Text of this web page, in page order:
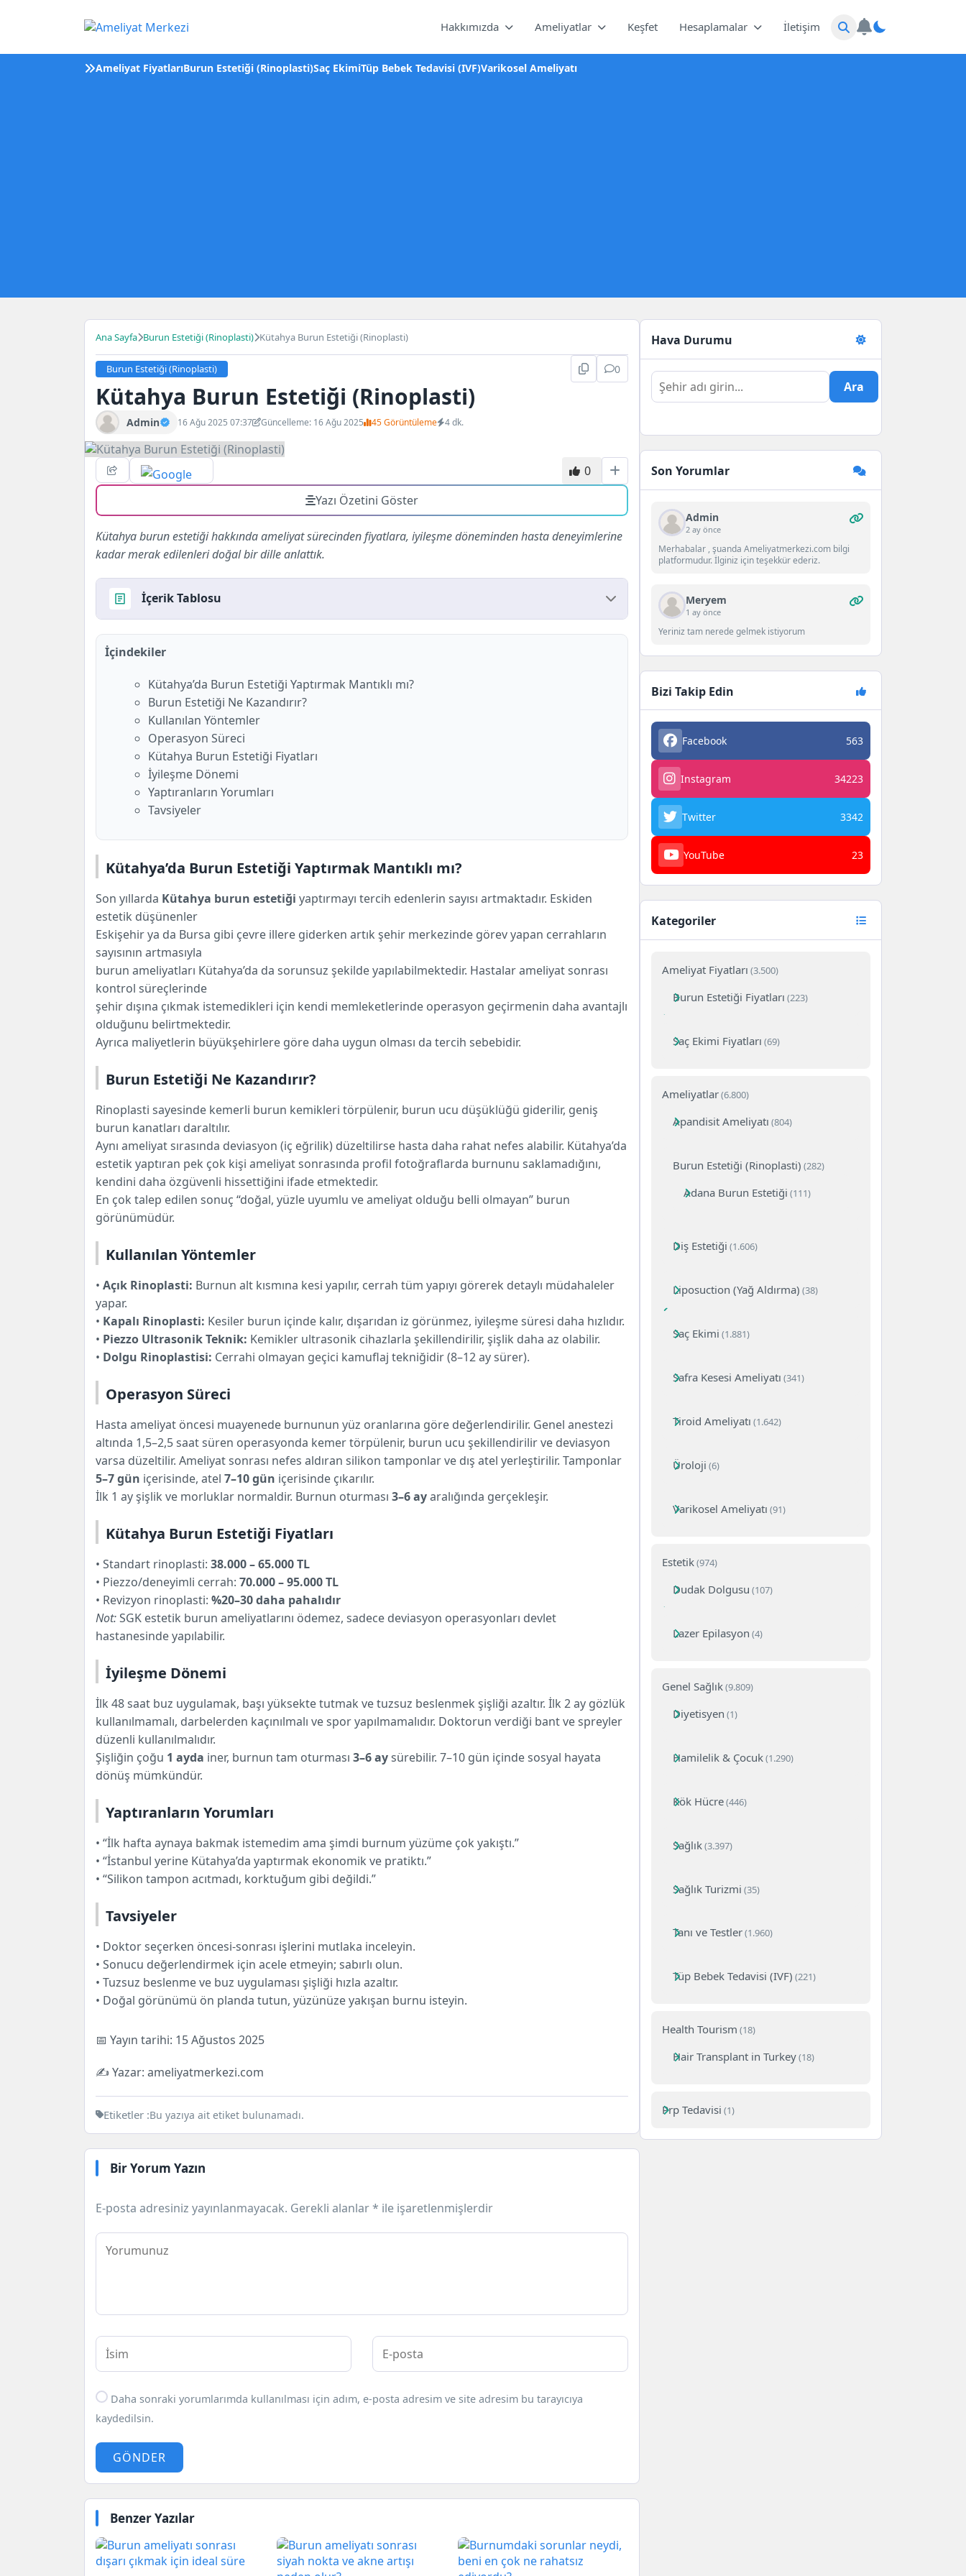
Hakkımızda Ameliyatlar Keşfet Hesaplamalar İletişim
Ameliyat FiyatlarıBurun Estetiği (Rinoplasti)Saç EkimiTüp Bebek Tedavisi (IVF)Varikosel Ameliyatı
Ana Sayfa Burun Estetiği (Rinoplasti) Kütahya Burun Estetiği (Rinoplasti)
Burun Estetiği (Rinoplasti) 0
Kütahya Burun Estetiği (Rinoplasti)
Admin 16 Ağu 2025 07:37 Güncelleme: 16 Ağu 2025 45 Görüntüleme 4 dk.
0
Yazı Özetini Göster
Kütahya burun estetiği hakkında ameliyat sürecinden fiyatlara, iyileşme döneminden hasta deneyimlerine
kadar merak edilenleri doğal bir dille anlattık.
İçerik Tablosu
Kütahya’da Burun Estetiği Yaptırmak Mantıklı mı?
Burun Estetiği Ne Kazandırır?
Operasyon Süreci
Kütahya Burun Estetiği Fiyatları
İyileşme Dönemi
Yaptıranların Yorumları
Tavsiyeler
İçindekiler
Kütahya’da Burun Estetiği Yaptırmak Mantıklı mı?
Burun Estetiği Ne Kazandırır?
Kullanılan Yöntemler
Operasyon Süreci
Kütahya Burun Estetiği Fiyatları
İyileşme Dönemi
Yaptıranların Yorumları
Tavsiyeler
Kütahya’da Burun Estetiği Yaptırmak Mantıklı mı?
Son yıllarda Kütahya burun estetiği yaptırmayı tercih edenlerin sayısı artmaktadır. Eskiden
estetik düşünenler
Eskişehir ya da Bursa gibi çevre illere giderken artık şehir merkezinde görev yapan cerrahların
sayısının artmasıyla
burun ameliyatları Kütahya’da da sorunsuz şekilde yapılabilmektedir. Hastalar ameliyat sonrası
kontrol süreçlerinde
şehir dışına çıkmak istemedikleri için kendi memleketlerinde operasyon geçirmenin daha avantajlı
olduğunu belirtmektedir.
Ayrıca maliyetlerin büyükşehirlere göre daha uygun olması da tercih sebebidir.
Burun Estetiği Ne Kazandırır?
Rinoplasti sayesinde kemerli burun kemikleri törpülenir, burun ucu düşüklüğü giderilir, geniş
burun kanatları daraltılır.
Aynı ameliyat sırasında deviasyon (iç eğrilik) düzeltilirse hasta daha rahat nefes alabilir. Kütahya’da
estetik yaptıran pek çok kişi ameliyat sonrasında profil fotoğraflarda burnunu saklamadığını,
kendini daha özgüvenli hissettiğini ifade etmektedir.
En çok talep edilen sonuç “doğal, yüzle uyumlu ve ameliyat olduğu belli olmayan” burun
görünümüdür.
Kullanılan Yöntemler
• Açık Rinoplasti: Burnun alt kısmına kesi yapılır, cerrah tüm yapıyı görerek detaylı müdahaleler
yapar.
• Kapalı Rinoplasti: Kesiler burun içinde kalır, dışarıdan iz görünmez, iyileşme süresi daha hızlıdır.
• Piezzo Ultrasonik Teknik: Kemikler ultrasonik cihazlarla şekillendirilir, şişlik daha az olabilir.
• Dolgu Rinoplastisi: Cerrahi olmayan geçici kamuflaj tekniğidir (8–12 ay sürer).
Operasyon Süreci
Hasta ameliyat öncesi muayenede burnunun yüz oranlarına göre değerlendirilir. Genel anestezi
altında 1,5–2,5 saat süren operasyonda kemer törpülenir, burun ucu şekillendirilir ve deviasyon
varsa düzeltilir. Ameliyat sonrası nefes aldıran silikon tamponlar ve dış atel yerleştirilir. Tamponlar
5–7 gün içerisinde, atel 7–10 gün içerisinde çıkarılır.
İlk 1 ay şişlik ve morluklar normaldir. Burnun oturması 3–6 ayaralığında gerçekleşir.
Kütahya Burun Estetiği Fiyatları
• Standart rinoplasti: 38.000 – 65.000 TL
• Piezzo/deneyimli cerrah: 70.000 – 95.000 TL
• Revizyon rinoplasti: %20–30 daha pahalıdır
Not:SGK estetik burun ameliyatlarını ödemez, sadece deviasyon operasyonları devlet
hastanesinde yapılabilir.
İyileşme Dönemi
İlk 48 saat buz uygulamak, başı yüksekte tutmak ve tuzsuz beslenmek şişliği azaltır. İlk 2 ay gözlük
kullanılmamalı, darbelerden kaçınılmalı ve spor yapılmamalıdır. Doktorun verdiği bant ve spreyler
düzenli kullanılmalıdır.
Şişliğin çoğu 1 ayda iner, burnun tam oturması 3–6 aysürebilir. 7–10 gün içinde sosyal hayata
dönüş mümkündür.
Yaptıranların Yorumları
• “İlk hafta aynaya bakmak istemedim ama şimdi burnum yüzüme çok yakıştı.”
• “İstanbul yerine Kütahya’da yaptırmak ekonomik ve pratiktı.”
• “Silikon tampon acıtmadı, korktuğum gibi değildi.”
Tavsiyeler
• Doktor seçerken öncesi-sonrası işlerini mutlaka inceleyin.
• Sonucu değerlendirmek için acele etmeyin; sabırlı olun.
• Tuzsuz beslenme ve buz uygulaması şişliği hızla azaltır.
• Doğal görünümü ön planda tutun, yüzünüze yakışan burnu isteyin.
📅 Yayın tarihi: 15 Ağustos 2025
✍️ Yazar: ameliyatmerkezi.com
Etiketler :Bu yazıya ait etiket bulunamadı.
Bir Yorum Yazın
E-posta adresiniz yayınlanmayacak. Gerekli alanlar* ile işaretlenmişlerdir
Daha sonraki yorumlarımda kullanılması için adım, e-posta adresim ve site adresim bu tarayıcıya
kaydedilsin.
GÖNDER
Benzer Yazılar
Hava Durumu
Ara
Son Yorumlar
Admin
2 ay önce
Merhabalar , şuanda Ameliyatmerkezi.com bilgi
platformudur. İlginiz için teşekkür ederiz.
Meryem
1 ay önce
Yeriniz tam nerede gelmek istiyorum
Bizi Takip Edin
Facebook 563
Instagram 34223
Twitter 3342
YouTube 23
Kategoriler
Ameliyat Fiyatları (3.500)
Burun Estetiği Fiyatları (223)
Saç Ekimi Fiyatları (69)
Ameliyatlar(6.800)
Apandisit Ameliyatı (804)
Burun Estetiği (Rinoplasti) (282)
Adana Burun Estetiği (111)
Diş Estetiği (1.606)
Liposuction (Yağ Aldırma) (38)
Saç Ekimi (1.881)
Safra Kesesi Ameliyatı (341)
Tiroid Ameliyatı (1.642)
Üroloji (6)
Varikosel Ameliyatı (91)
Estetik(974)
Dudak Dolgusu (107)
Lazer Epilasyon (4)
Genel Sağlık(9.809)
Diyetisyen (1)
Hamilelik & Çocuk(1.290)
Kök Hücre(446)
Sağlık(3.397)
Sağlık Turizmi (35)
Tanı ve Testler(1.960)
Tüp Bebek Tedavisi (IVF) (221)
Health Tourism (18)
Hair Transplant in Turkey(18)
Prp Tedavisi (1)